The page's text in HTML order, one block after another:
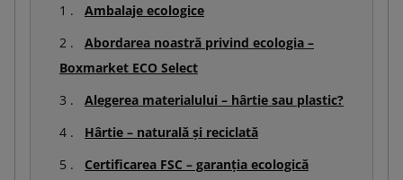
Ambalaje ecologice
Abordarea noastră privind ecologia –
Boxmarket ECO Select
Alegerea materialului – hârtie sau plastic?
Hârtie – naturală și reciclată
Certificarea FSC – garanția ecologică